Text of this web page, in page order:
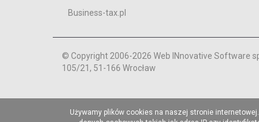
Business-tax.pl
© Copyright 2006-2026 Web INnovative Software
105/21, 51-166 Wrocław
Używamy plików cookies na naszej stronie